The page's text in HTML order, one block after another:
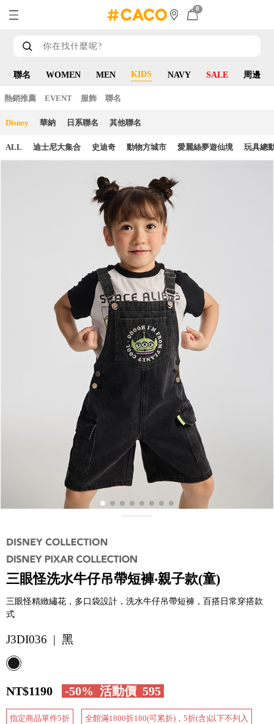
0
聯名 WOMEN MEN KIDS NAVY SALE 周邊
熱銷推薦 EVENT 服飾 聯名
Disney 華納 日系聯名 其他聯名
ALL 迪士尼大集合 史迪奇 動物方城市 愛麗絲夢遊仙境 玩具總
三眼怪洗水牛仔吊帶短褲‧親子款(童)
三眼怪精緻繡花，多口袋設計，洗水牛仔吊帶短褲，百搭日常穿搭款
式
J3DI036 | 黑
NT$1190 -50% 活動價 595
指定商品單件5折 全館滿1800折180(可累折)，5折(含)以下不列入